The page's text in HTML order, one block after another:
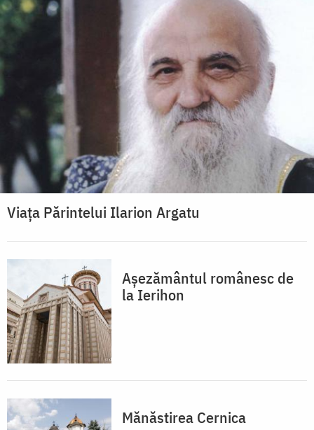
Viața Părintelui Ilarion Argatu
Așezământul românesc de
la Ierihon
Mănăstirea Cernica